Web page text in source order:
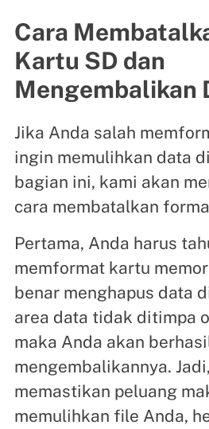
Cara
Kartu SD dan
Mengembalikan
Jika Anda salah
ingin memulihkan data
bagian ini, kami akan
cara membatalkan
Pertama, Anda harus
memformat kartu
benar menghapus data
area data tidak ditimpa
maka Anda akan
mengembalikannya.
memastikan peluang
memulihkan file Anda,